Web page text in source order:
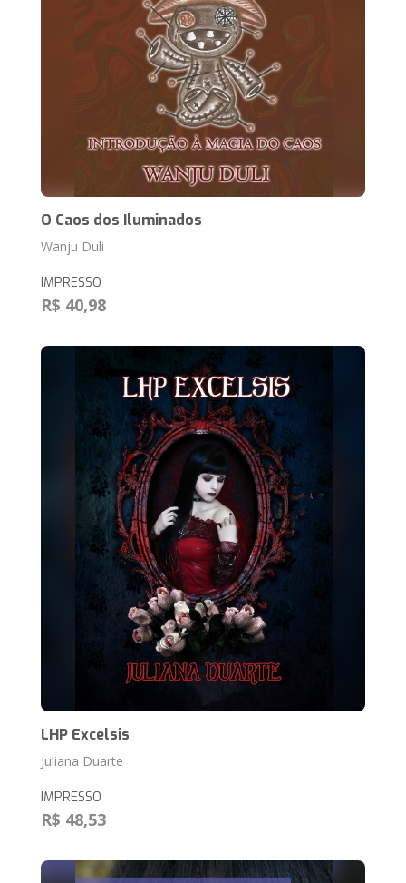
O Caos dos Iluminados
Wanju Duli
IMPRESSO
R$ 40,98
LHP Excelsis
Juliana Duarte
IMPRESSO
R$ 48,53